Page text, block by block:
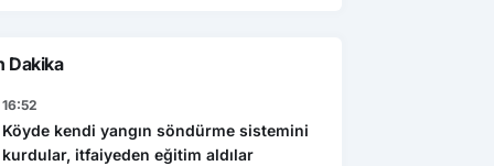
Dakika
16:52
Köyde kendi yangın söndürme sistemini
kurdular, itfaiyeden eğitim aldılar